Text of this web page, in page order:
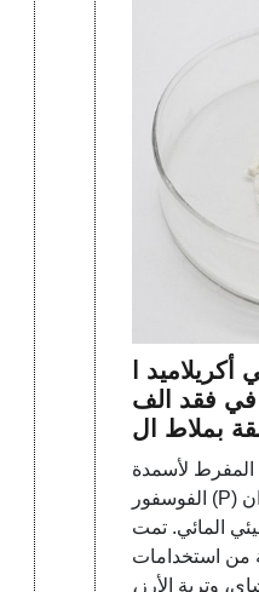
أكريلاميد ا
في فقد الف
بملاط ال
غاز الحيوي
المفرط لأسمدة
الفوسفور (P) إلى التربة الزراعية إلى فقدان
المائي. تمت
من استخدامات
وتربة الأرز،